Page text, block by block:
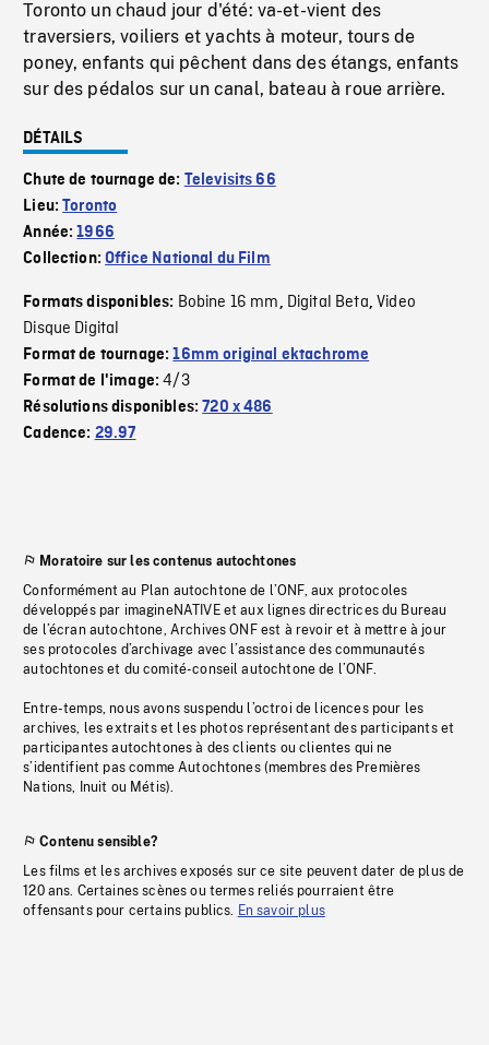
Toronto un chaud jour d'été: va-et-vient des
traversiers, voiliers et yachts à moteur, tours de
poney, enfants qui pêchent dans des étangs, enfants
sur des pédalos sur un canal, bateau à roue arrière.
DÉTAILS
Chute de tournage de: Televisits 66
Lieu:Toronto
Année:1966
Collection:Office National du Film
Formats disponibles: Bobine 16 mm, Digital Beta,Video
Disque Digital
Format de tournage:16mm original ektachrome
Format de l'image:4/3
Résolutions disponibles:720 x 486
Cadence: 29.97
Moratoire sur les contenus autochtones
Conformément au Plan autochtone de l’ONF, aux protocoles
développés par imagineNATIVE et aux lignes directrices du Bureau
de l’écran autochtone, Archives ONF est à revoir et à mettre à jour
ses protocoles d’archivage avec l’assistance des communautés
autochtones et du comité-conseil autochtone de l’ONF.
Entre-temps, nous avons suspendu l’octroi de licences pour les
archives, les extraits et les photos représentant des participants et
participantes autochtones à des clients ou clientes qui ne
s’identifient pas comme Autochtones (membres des Premières
Nations, Inuit ou Métis).
Contenu sensible?
Les films et les archives exposés sur ce site peuvent dater de plus de
120 ans. Certaines scènes ou termes reliés pourraient être
offensants pour certains publics. En savoir plus